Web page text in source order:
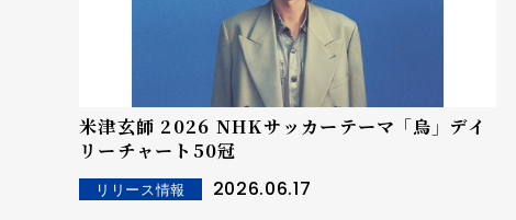
米津玄師 2026 NHKサッカーテーマ 「烏」 デイ
リーチャート50冠
リリース情報 2026.06.17